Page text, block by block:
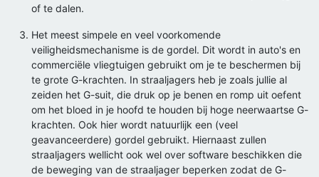
of te dalen.
Het meest simpele en veel voorkomende
veiligheidsmechanisme is de gordel. Dit wordt in auto's en
commerciële vliegtuigen gebruikt om je te beschermen bij
te grote G-krachten. In straaljagers heb je zoals jullie al
zeiden het G-suit, die druk op je benen en romp uit oefent
om het bloed in je hoofd te houden bij hoge neerwaartse G-
krachten. Ook hier wordt natuurlijk een (veel
geavanceerdere) gordel gebruikt. Hiernaast zullen
straaljagers wellicht ook wel over software beschikken die
de beweging van de straaljager beperken zodat de G-